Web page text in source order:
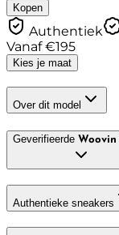
Kopen
Authentiek
Vanaf€195
Kies je maat
Over dit model
Geverifieerde Woovin
Authentieke sneakers